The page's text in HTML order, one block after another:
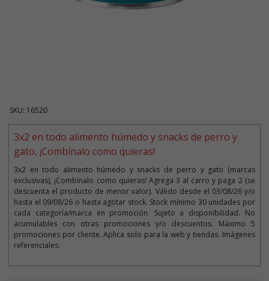
SKU: 16520
3x2 en todo alimento húmedo y snacks de perro y
gato, ¡Combínalo como quieras!
3x2 en todo alimento húmedo y snacks de perro y gato (marcas
exclusivas), ¡Combínalo como quieras! Agrega 3 al carro y paga 2 (se
descuenta el producto de menor valor). Válido desde el 03/08/26 y/o
hasta el 09/08/26 o hasta agotar stock. Stock mínimo 30 unidades por
cada categoría/marca en promoción. Sujeto a disponibilidad. No
acumulables con otras promociones y/o descuentos. Máximo 5
promociones por cliente. Aplica solo para la web y tiendas. Imágenes
referenciales.